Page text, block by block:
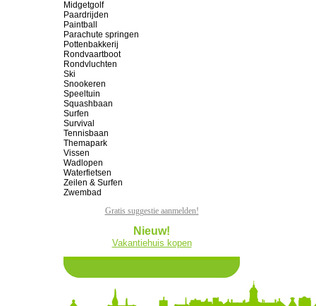
Midgetgolf
Paardrijden
Paintball
Parachute springen
Pottenbakkerij
Rondvaartboot
Rondvluchten
Ski
Snookeren
Speeltuin
Squashbaan
Surfen
Survival
Tennisbaan
Themapark
Vissen
Wadlopen
Waterfietsen
Zeilen & Surfen
Zwembad
Gratis suggestie aanmelden!
Nieuw!
Vakantiehuis kopen